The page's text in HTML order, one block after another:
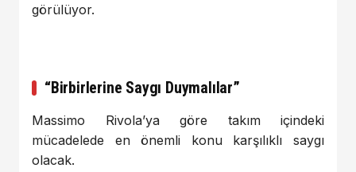
görülüyor.
“Birbirlerine Saygı Duymalılar”
Massimo Rivola’ya göre takım içindeki
mücadelede en önemli konu karşılıklı saygı
olacak.